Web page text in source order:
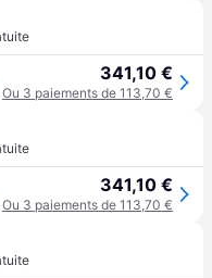
341,10 €
Ou 3 paiements de 113,70 €
341,10 €
Ou 3 paiements de 113,70 €